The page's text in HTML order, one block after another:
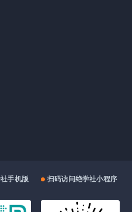
手机版 扫码访问绝学社小程序